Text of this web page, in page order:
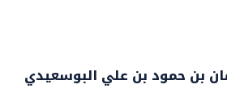
بن حمود بن علي البوسعيدي